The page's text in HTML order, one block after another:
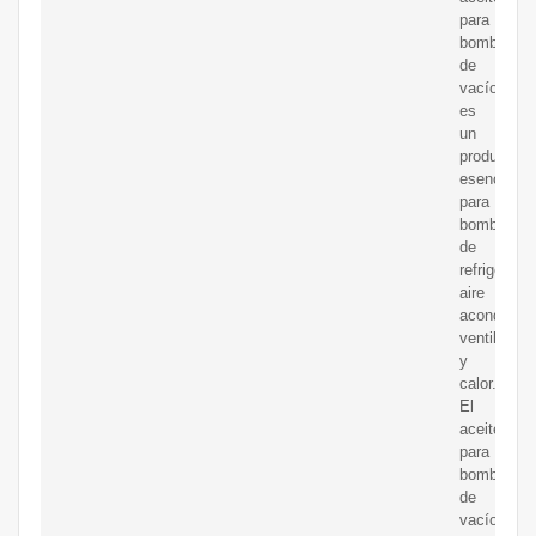
para
bombas
de
vacío
es
un
producto
esencial
para
bombas
de
aire
ventilación
y
calor.
El
aceite
para
bombas
de
vacío